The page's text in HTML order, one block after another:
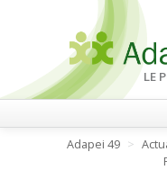
LE
Adapei 49